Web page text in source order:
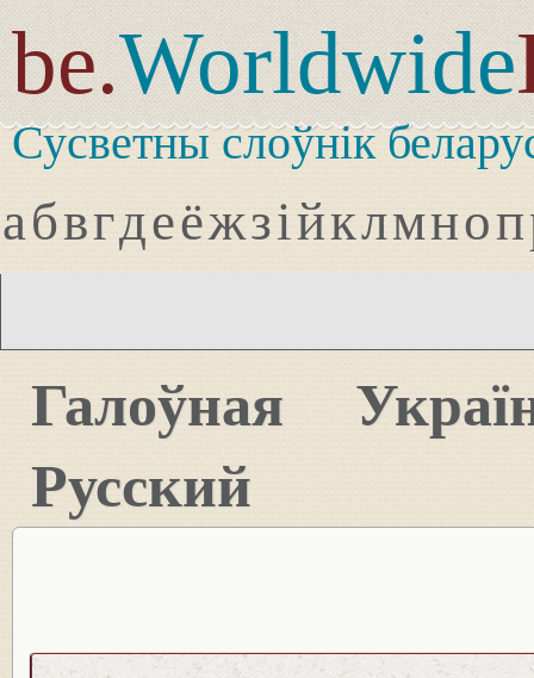
be.Worldwide
Сусветны слоўнік
абвгдеёжзійклмноп
Галоўная
Русский